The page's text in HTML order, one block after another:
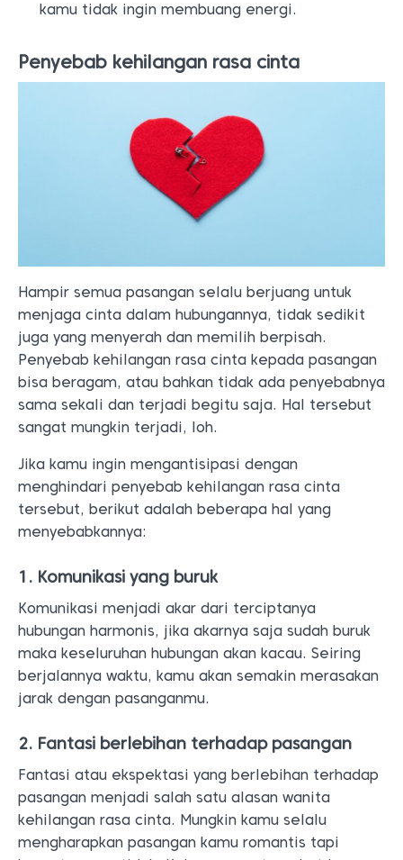
kamu tidak ingin membuang energi.
Penyebab kehilangan rasa cinta
Hampir semua pasangan selalu berjuang untuk
menjaga cinta dalam hubungannya, tidak sedikit
juga yang menyerah dan memilih berpisah.
Penyebab kehilangan rasa cinta kepada pasangan
bisa beragam, atau bahkan tidak ada penyebabnya
sama sekali dan terjadi begitu saja. Hal tersebut
sangat mungkin terjadi, loh.
Jika kamu ingin mengantisipasi dengan
menghindari penyebab kehilangan rasa cinta
tersebut, berikut adalah beberapa hal yang
menyebabkannya:
1. Komunikasi yang buruk
Komunikasi menjadi akar dari terciptanya
hubungan harmonis, jika akarnya saja sudah buruk
maka keseluruhan hubungan akan kacau. Seiring
berjalannya waktu, kamu akan semakin merasakan
jarak dengan pasanganmu.
2. Fantasi berlebihan terhadap pasangan
Fantasi atau ekspektasi yang berlebihan terhadap
pasangan menjadi salah satu alasan wanita
kehilangan rasa cinta. Mungkin kamu selalu
mengharapkan pasangan kamu romantis tapi